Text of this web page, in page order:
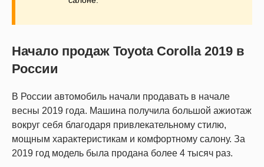
Начало продаж Toyota Corolla 2019 в
России
В России автомобиль начали продавать в начале
весны 2019 года. Машина получила большой ажиотаж
вокруг себя благодаря привлекательному стилю,
мощным характеристикам и комфортному салону. За
2019 год модель была продана более 4 тысяч раз.